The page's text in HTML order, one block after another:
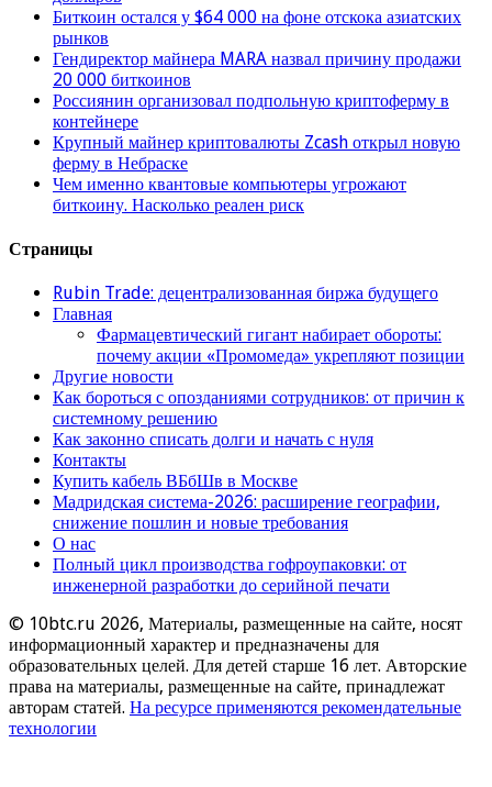
Биткоин остался у $64 000 на фоне отскока азиатских
рынков
Гендиректор майнера MARA назвал причину продажи
20 000 биткоинов
Россиянин организовал подпольную криптоферму в
контейнере
Крупный майнер криптовалюты Zcash открыл новую
ферму в Небраске
Чем именно квантовые компьютеры угрожают
биткоину. Насколько реален риск
Страницы
Rubin Trade: децентрализованная биржа будущего
Главная
Фармацевтический гигант набирает обороты:
почему акции «Промомеда» укрепляют позиции
Другие новости
Как бороться с опозданиями сотрудников: от причин к
системному решению
Как законно списать долги и начать с нуля
Контакты
Купить кабель ВБбШв в Москве
Мадридская система-2026: расширение географии,
снижение пошлин и новые требования
О нас
Полный цикл производства гофроупаковки: от
инженерной разработки до серийной печати
© 10btc.ru 2026, Материалы, размещенные на сайте, носят
информационный характер и предназначены для
образовательных целей. Для детей старше 16 лет. Авторские
права на материалы, размещенные на сайте, принадлежат
авторам статей. На ресурсе применяются рекомендательные
технологии